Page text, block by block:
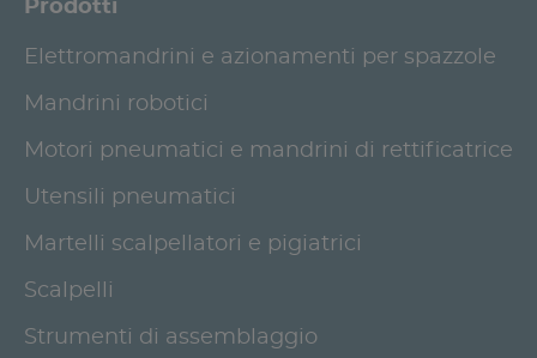
Prodotti
Elettromandrini e azionamenti per spazzole
Mandrini robotici
Motori pneumatici e mandrini di rettificatrice
Utensili pneumatici
Martelli scalpellatori e pigiatrici
Scalpelli
Strumenti di assemblaggio